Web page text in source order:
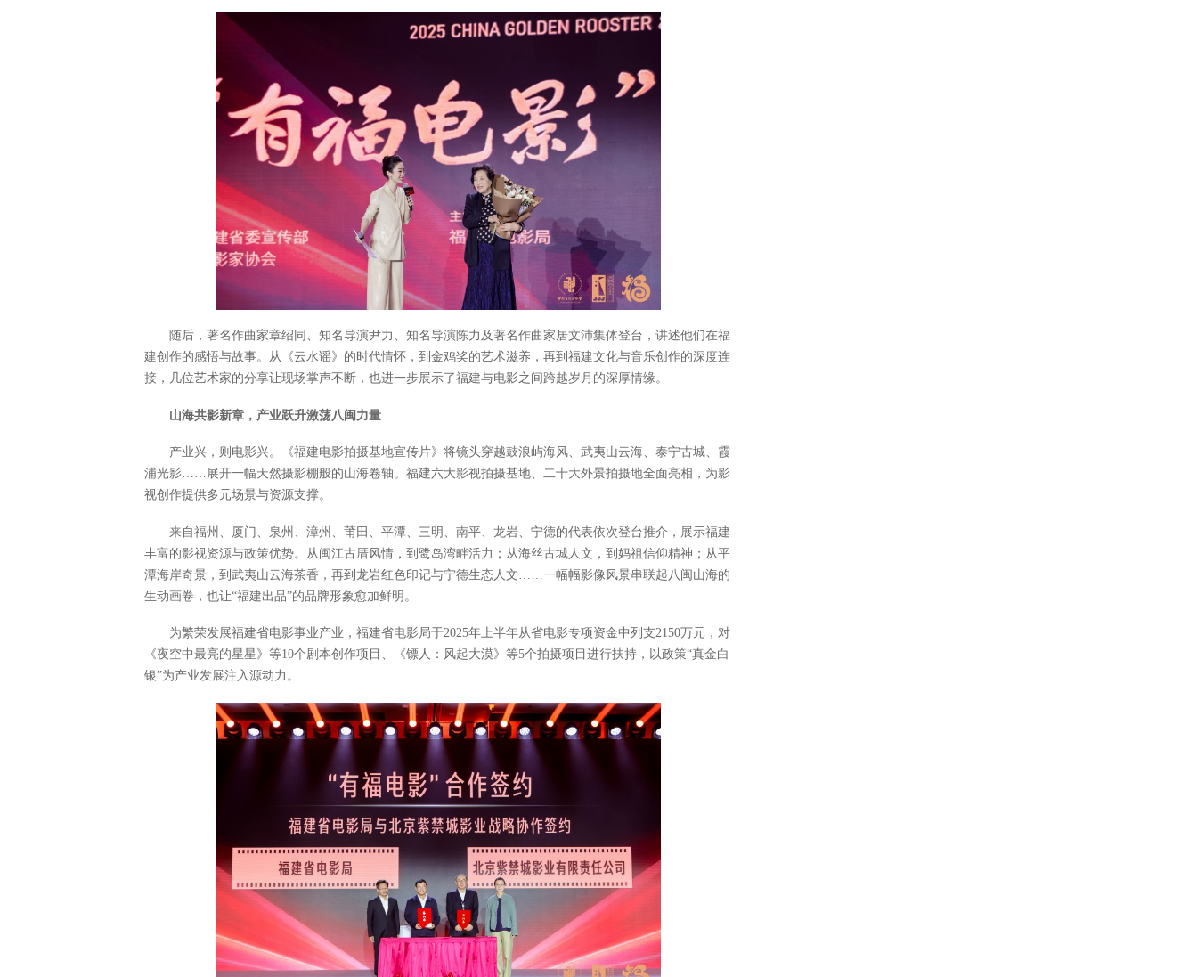
随后，著名作曲家章绍同、知名导演尹力、知名导演陈力及著名作曲家居文沛集体登台，讲述他们在福
建创作的感悟与故事。从《云水谣》的时代情怀，到金鸡奖的艺术滋养，再到福建文化与音乐创作的深度连
接，几位艺术家的分享让现场掌声不断，也进一步展示了福建与电影之间跨越岁月的深厚情缘。
山海共影新章，产业跃升激荡八闽力量
产业兴，则电影兴。《福建电影拍摄基地宣传片》将镜头穿越鼓浪屿海风、武夷山云海、泰宁古城、霞
浦光影……展开一幅天然摄影棚般的山海卷轴。福建六大影视拍摄基地、二十大外景拍摄地全面亮相，为影
视创作提供多元场景与资源支撑。
来自福州、厦门、泉州、漳州、莆田、平潭、三明、南平、龙岩、宁德的代表依次登台推介，展示福建
丰富的影视资源与政策优势。从闽江古厝风情，到鹭岛湾畔活力；从海丝古城人文，到妈祖信仰精神；从平
潭海岸奇景，到武夷山云海茶香，再到龙岩红色印记与宁德生态人文……一幅幅影像风景串联起八闽山海的
生动画卷，也让“福建出品”的品牌形象愈加鲜明。
为繁荣发展福建省电影事业产业，福建省电影局于2025年上半年从省电影专项资金中列支2150万元，对
《夜空中最亮的星星》等10个剧本创作项目、《镖人：风起大漠》等5个拍摄项目进行扶持，以政策“真金白
银”为产业发展注入源动力。